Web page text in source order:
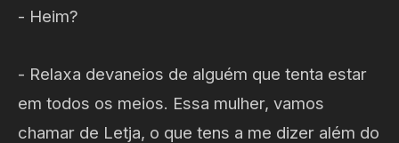
- Heim?
- Relaxa devaneios de alguém que tenta estar
em todos os meios. Essa mulher, vamos
chamar de Letja, o que tens a me dizer além do